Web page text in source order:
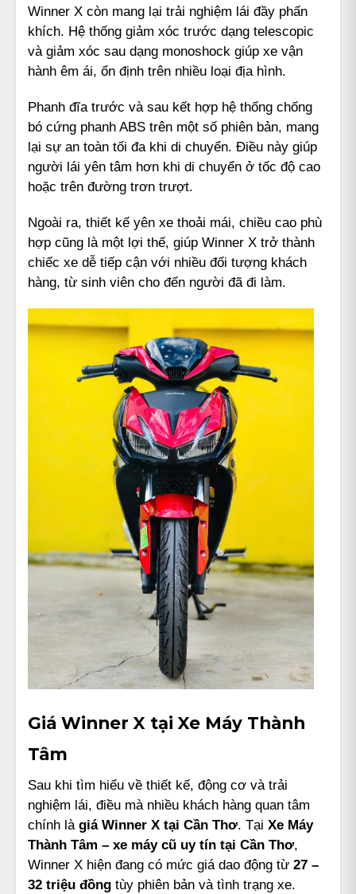
Winner X còn mang lại trải nghiệm lái đầy phấn
khích. Hệ thống giảm xóc trước dạng telescopic
và giảm xóc sau dạng monoshock giúp xe vận
hành êm ái, ổn định trên nhiều loại địa hình.
Phanh đĩa trước và sau kết hợp hệ thống chống
bó cứng phanh ABS trên một số phiên bản, mang
lại sự an toàn tối đa khi di chuyển. Điều này giúp
người lái yên tâm hơn khi di chuyển ở tốc độ cao
hoặc trên đường trơn trượt.
Ngoài ra, thiết kế yên xe thoải mái, chiều cao phù
hợp cũng là một lợi thế, giúp Winner X trở thành
chiếc xe dễ tiếp cận với nhiều đối tượng khách
hàng, từ sinh viên cho đến người đã đi làm.
Giá Winner X tại Xe Máy Thành
Tâm
Sau khi tìm hiểu về thiết kế, động cơ và trải
nghiệm lái, điều mà nhiều khách hàng quan tâm
chính là giá Winner X tại Cần Thơ. Tại Xe Máy
Thành Tâm – xe máy cũ uy tín tại Cần Thơ,
Winner X hiện đang có mức giá dao động từ 27 –
32 triệu đồng tùy phiên bản và tình trạng xe.